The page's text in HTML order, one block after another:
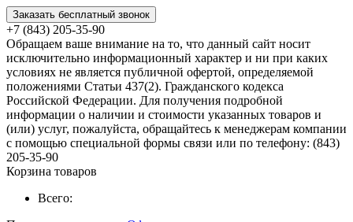
Заказать бесплатный звонок
+7 (843) 205-35-90
Обращаем ваше внимание на то, что данный сайт носит
исключительно информационный характер и ни при каких
условиях не является публичной офертой, определяемой
положениями Статьи 437(2). Гражданского кодекса
Российской Федерации. Для получения подробной
информации о наличии и стоимости указанных товаров и
(или) услуг, пожалуйста, обращайтесь к менеджерам компании
с помощью специальной формы связи или по телефону: (843)
205-35-90
Корзина товаров
Всего: